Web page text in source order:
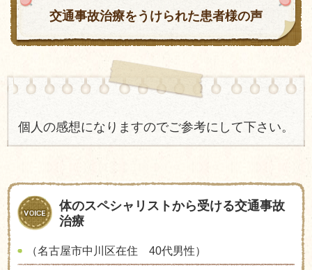
交通事故治療をうけられた患者様の声
個人の感想になりますのでご参考にして下さい。
体のスペシャリストから受ける交通事故
治療
（名古屋市中川区在住 40代男性）